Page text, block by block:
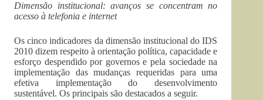
Dimensão institucional: avanços se concentram no
acesso à telefonia e internet
Os cinco indicadores da dimensão institucional do IDS
2010 dizem respeito à orientação política, capacidade e
esforço despendido por governos e pela sociedade na
implementação das mudanças requeridas para uma
efetiva implementação do desenvolvimento
sustentável. Os principais são destacados a seguir.